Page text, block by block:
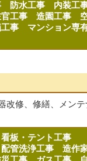
防水工事 内装
官工事造園工事
工事 マンション専
改修、修繕、メン
看板・テント工事
配管洗浄工事造作